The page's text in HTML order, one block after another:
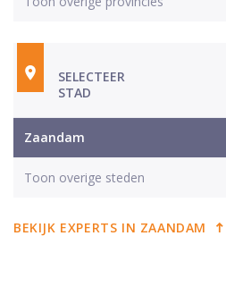
SELECTEER
STAD
Zaandam
Toon overige steden
BEKIJK EXPERTS IN ZAANDAM